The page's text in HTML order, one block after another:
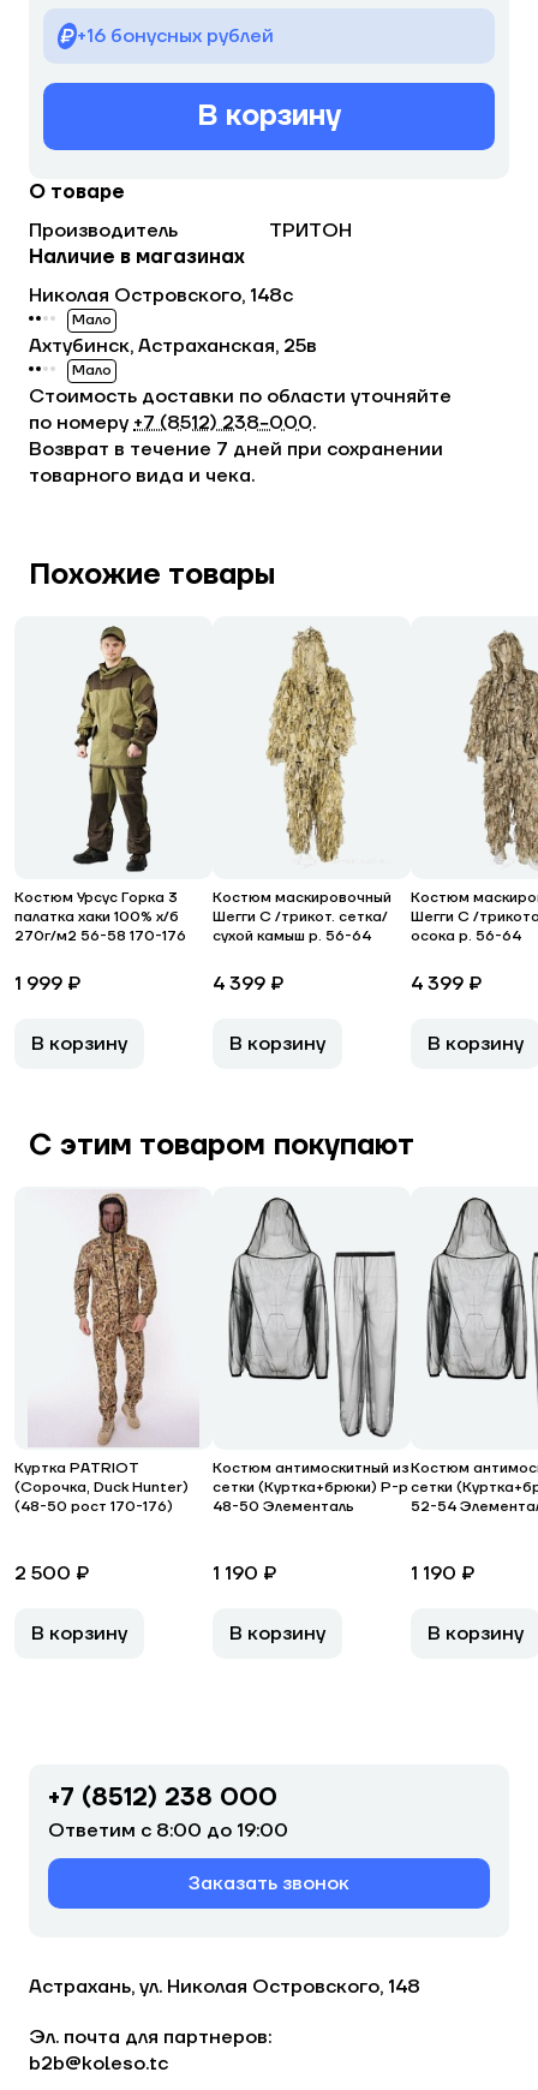
+16 бонусных рублей
В корзину
О товаре
Производитель
ТРИТОН
Стоимость доставки по области уточняйте
по номеру +7 (8512) 238−000.
Возврат в течение 7 дней при сохранении
товарного вида и чека.
Наличие в магазинах
Николая Островского, 148с
Мало
Ахтубинск, Астраханская, 25в
Мало
Похожие товары
Костюм Урсус Горка 3
палатка хаки 100% х/б
270г/м2 56-58 170-176
1 999 ₽
В корзину
Костюм маскировочный
Шегги С /трикот. сетка/
сухой камыш р. 56-64
4 399 ₽
В корзину
Костюм
Шегги С /
осока р. 56-64
4 399 ₽
В корзину
С этим товаром покупают
Куртка PATRIOT
(Сорочка, Duck Hunter)
(48-50 рост 170-176)
2 500 ₽
В корзину
Костюм антимоскитный из
сетки (Куртка+брюки) Р-р
48-50 Элементаль
1 190 ₽
В корзину
Костюм
сетки
52-54
1 190 ₽
В корзину
+7 (8512) 238 000
Ответим с 8:00 до 19:00
Заказать звонок
Астрахань, ул. Николая Островского, 148
Эл. почта для партнеров:
b2b@koleso.tc